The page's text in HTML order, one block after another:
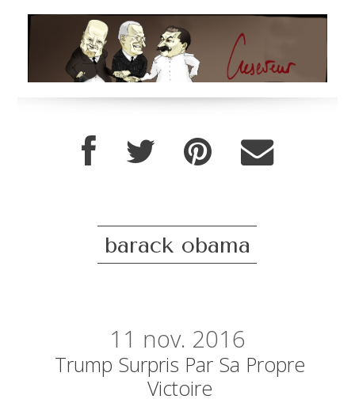
barack obama
11 nov. 2016
Trump Surpris Par Sa Propre
Victoire